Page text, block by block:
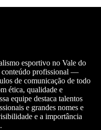
esportivo no Vale do
conteúdo profissional —
de comunicação de todo
ética, qualidade e
equipe destaca talentos
e grandes nomes e
e a importância